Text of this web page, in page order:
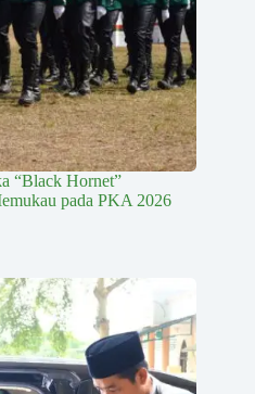
“Black Hornet”
pada PKA 2026